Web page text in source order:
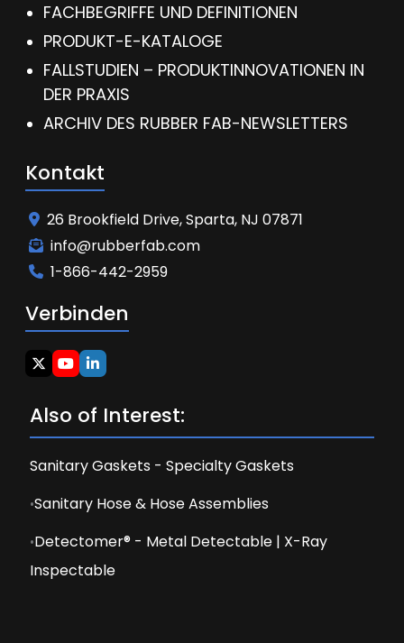
FACHBEGRIFFE UND DEFINITIONEN
PRODUKT-E-KATALOGE
FALLSTUDIEN – PRODUKTINNOVATIONEN IN
DER PRAXIS
ARCHIV DES RUBBER FAB-NEWSLETTERS
Kontakt
26 Brookfield Drive, Sparta, NJ 07871
info@rubberfab.com
1-866-442-2959
Verbinden
Also of Interest:
Sanitary Gaskets - Specialty Gaskets
Sanitary Hose & Hose Assemblies
Detectomer® - Metal Detectable | X-Ray
Inspectable